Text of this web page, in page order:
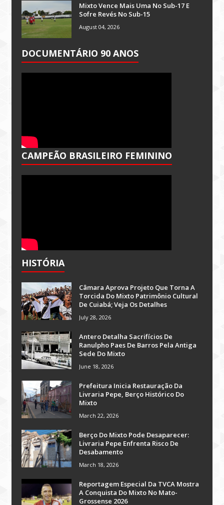
Mixto Vence Mais Uma No Sub-17 E
Sofre Revés No Sub-15
August 04, 2026
DOCUMENTÁRIO 90 ANOS
CAMPEÃO BRASILEIRO FEMININO
HISTÓRIA
Câmara Aprova Projeto Que Torna A
Torcida Do Mixto Patrimônio Cultural
De Cuiabá; Veja Os Detalhes
July 28, 2026
Antero Detalha Sacrifícios De
Ranulpho Paes De Barros Pela Antiga
Sede Do Mixto
June 18, 2026
Prefeitura Inicia Restauração Da
Livraria Pepe, Berço Histórico Do
Mixto
March 22, 2026
Berço Do Mixto Pode Desaparecer:
Livraria Pepe Enfrenta Risco De
Desabamento
March 18, 2026
Reportagem Especial Da TVCA Mostra
A Conquista Do Mixto No Mato-
Grossense 2026